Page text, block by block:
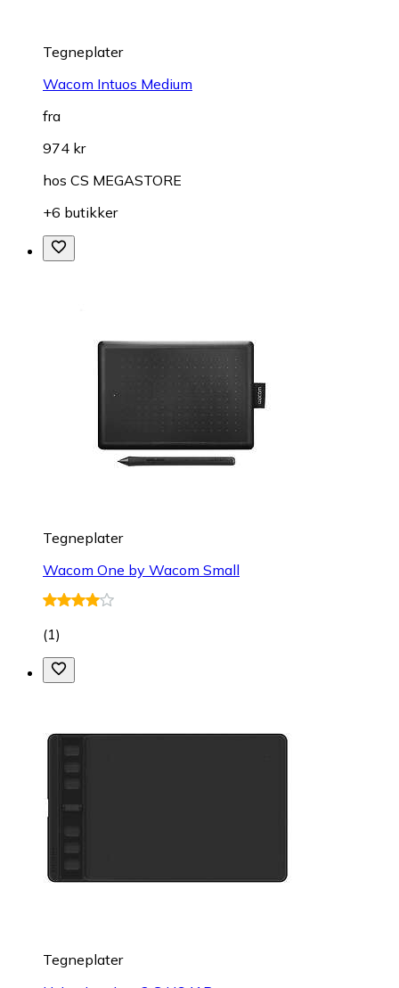
Tegneplater
Wacom Intuos Medium
fra
974 kr
hos CS MEGASTORE
+6 butikker
Tegneplater
Wacom One by Wacom Small
(1)
Tegneplater